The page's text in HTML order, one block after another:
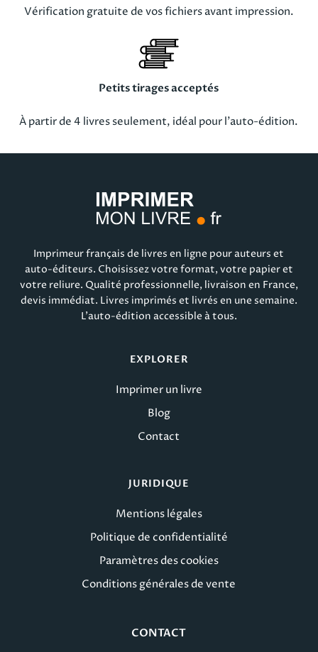
Vérification gratuite de vos fichiers avant impression.
Petits tirages acceptés
À partir de 4 livres seulement, idéal pour l’auto-édition.
Imprimeur français de livres en ligne pour auteurs et
auto-éditeurs. Choisissez votre format, votre papier et
votre reliure. Qualité professionnelle, livraison en France,
devis immédiat. Livres imprimés et livrés en une semaine.
L'auto-édition accessible à tous.
EXPLORER
Imprimer un livre
Blog
Contact
JURIDIQUE
Mentions légales
Politique de confidentialité
Paramètres des cookies
Conditions générales de vente
CONTACT